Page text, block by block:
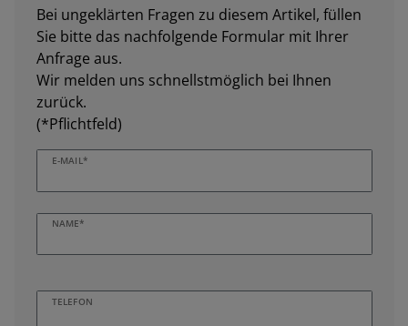
Bei ungeklärten Fragen zu diesem Artikel, füllen
Sie bitte das nachfolgende Formular mit Ihrer
Anfrage aus.
Wir melden uns schnellstmöglich bei Ihnen
zurück.
(*Pflichtfeld)
E-MAIL*
NAME*
TELEFON